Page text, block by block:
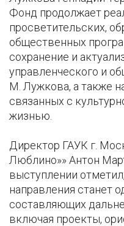
Фонд продолжает
просветительских,
общественных
сохранение и
управленческого и
М. Лужкова, а также
связанных с
жизнью.
Директор ГАУК г.
Люблино»» Антон
выступлении
направления станет
составляющих
включая проекты,